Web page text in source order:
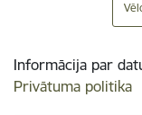
Informācija par
Privātuma politika